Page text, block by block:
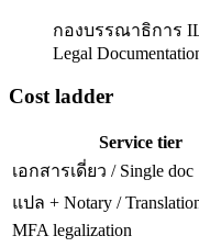
กองบรรณาธิการ
Legal
Cost ladder
Service tier
เอกสารเดี่ยว / Single doc
แปล + Notary /
MFA legalization